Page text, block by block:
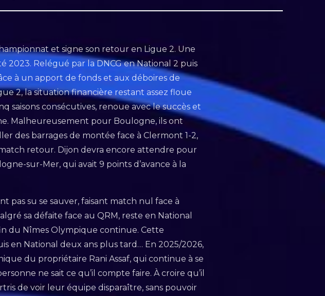
et signe son retour en Ligue 2. Une
2023. Relégué par la DNCG en National 2 puis
à un apport de fonds et aux déboires de
2, la situation financière restant assez floue
saisons consécutives, renoue avec le succès et
Malheureusement pour Boulogne, ils ont
des barrages de montée face à Clermont 1-2,
match retour. Dijon devra encore attendre pour
sur-Mer, qui avait 9 points d’avance à la
pas su se sauver, faisant match nul face à
sa défaite face au QRM, reste en National
du Nîmes Olympique continue. Cette
en National deux ans plus tard… En 2025/2026,
du propriétaire Rani Assaf, qui continue à se
ne sait ce qu’il compte faire. À croire qu’il
de voir leur équipe disparaître, sans pouvoir